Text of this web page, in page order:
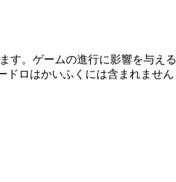
す。ゲームの進行に影響を与え
ドロはかいふくには含まれません